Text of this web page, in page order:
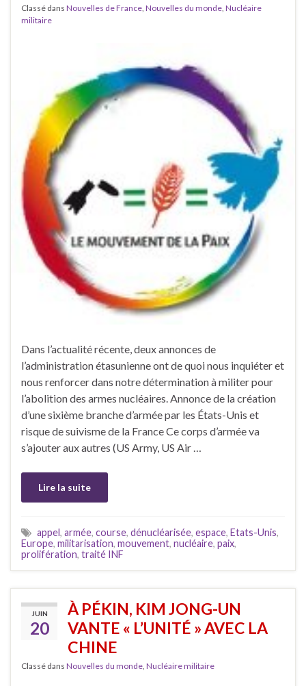
Classé dans Nouvelles de France, Nouvelles du monde, Nucléaire
militaire
Dans l’actualité récente, deux annonces de
l’administration étasunienne ont de quoi nous inquiéter et
nous renforcer dans notre détermination à militer pour
l’abolition des armes nucléaires. Annonce de la création
d’une sixième branche d’armée par les États-Unis et
risque de suivisme de la France Ce corps d’armée va
s’ajouter aux autres (US Army, US Air …
Lire la suite
appel, armée, course, dénucléarisée, espace, Etats-Unis,
Europe, militarisation, mouvement, nucléaire, paix,
prolifération, traité INF
JUIN
20
À PÉKIN, KIM JONG-UN
VANTE « L’UNITÉ » AVEC LA
CHINE
Classé dans Nouvelles du monde, Nucléaire militaire